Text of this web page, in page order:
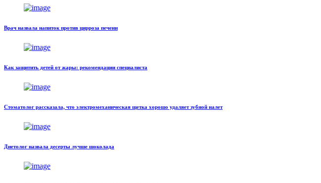
Врач назвала напиток против цирроза печени
Как защитить детей от жары: рекомендации специалиста
Стоматолог рассказала, что электромеханическая щетка хорошо удаляет зубной налет
Диетолог назвала десерты лучше шоколада